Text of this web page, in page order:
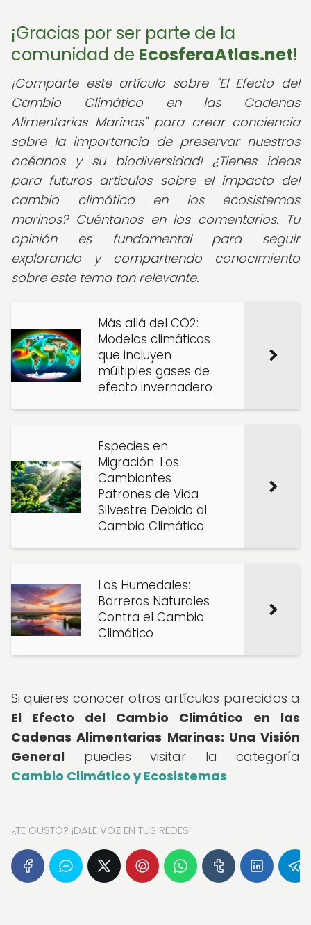
¡Gracias por ser parte de la
comunidad de EcosferaAtlas.net!
¡Comparte este artículo sobre "El Efecto del
Cambio Climático en las Cadenas
Alimentarias Marinas" para crear conciencia
sobre la importancia de preservar nuestros
océanos y su biodiversidad! ¿Tienes ideas
para futuros artículos sobre el impacto del
cambio climático en los ecosistemas
marinos? Cuéntanos en los comentarios. Tu
opinión es fundamental para seguir
explorando y compartiendo conocimiento
sobre este tema tan relevante.
Más allá del CO2:
Modelos climáticos
que incluyen
múltiples gases de
efecto invernadero
Especies en
Migración: Los
Cambiantes
Patrones de Vida
Silvestre Debido al
Cambio Climático
Los Humedales:
Barreras Naturales
Contra el Cambio
Climático
Si quieres conocer otros artículos parecidos a
El Efecto del Cambio Climático en las
Cadenas Alimentarias Marinas: Una Visión
General puedes visitar la categoría
Cambio Climático y Ecosistemas.
¿TE GUSTÓ? ¡DALE VOZ EN TUS REDES!